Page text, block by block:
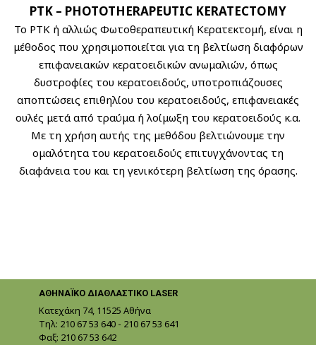
PTK – PHOTOTHERAPEUTIC KERATECTOMY
Το PTK ή αλλιώς Φωτοθεραπευτική Κερατεκτομή, είναι η
μέθοδος που χρησιμοποιείται για τη βελτίωση διαφόρων
επιφανειακών κερατοειδικών ανωμαλιών, όπως
δυστροφίες του κερατοειδούς, υποτροπιάζουσες
αποπτώσεις επιθηλίου του κερατοειδούς, επιφανειακές
ουλές μετά από τραύμα ή λοίμωξη του κερατοειδούς κ.α.
Με τη χρήση αυτής της μεθόδου βελτιώνουμε την
ομαλότητα του κερατοειδούς επιτυγχάνοντας τη
διαφάνεια του και τη γενικότερη βελτίωση της όρασης.
ΑΘΗΝΑΪΚΟ ΔΙΑΘΛΑΣΤΙΚΟ LASER
Κατεχάκη 74, 11525 Αθήνα
Τηλ: 210 67 53 640 - 210 67 53 641
Φαξ: 210 67 53 642